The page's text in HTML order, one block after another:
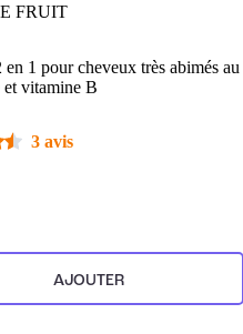
FRUIT
en 1 pour cheveux très abimés au
et vitamine B
3 avis
AJOUTER